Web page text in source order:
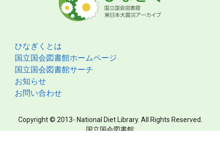
ひなぎくとは
国立国会図書館ホームページ
国立国会図書館サーチ
お知らせ
お問い合わせ
Copyright © 2013- National Diet Library. All Rights Reserved.